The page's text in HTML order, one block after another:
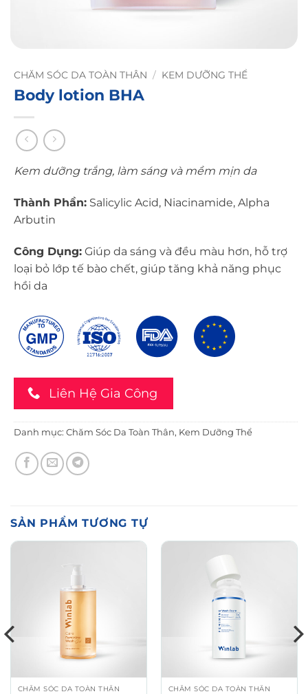
CHĂM SÓC DA TOÀN THÂN / KEM DƯỠNG THỂ
Body lotion BHA
Kem dưỡng trắng, làm sáng và mềm mịn da
Thành Phần: Salicylic Acid, Niacinamide, Alpha
Arbutin
Công Dụng: Giúp da sáng và đều màu hơn, hỗ trợ
loại bỏ lớp tế bào chết, giúp tăng khả năng phục
hồi da
Liên Hệ Gia Công
Danh mục: Chăm Sóc Da Toàn Thân, Kem Dưỡng Thể
SẢN PHẨM TƯƠNG TỰ
CHĂM SÓC DA TOÀN THÂN CHĂM SÓC DA TOÀN THÂN